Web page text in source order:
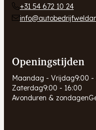
+31 54 672 10 24
Openingstijden
Maandag - Vrijdag9:00 -
Zaterdag9:00 - 16:00
Avonduren & zondagen